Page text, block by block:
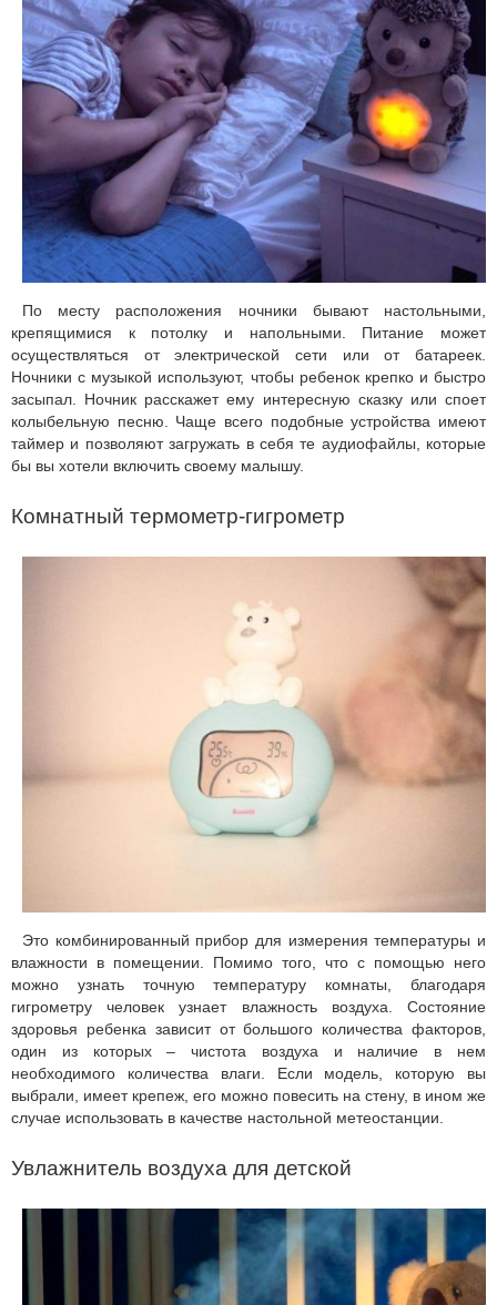
По месту расположения ночники бывают настольными,
крепящимися к потолку и напольными. Питание может
осуществляться от электрической сети или от батареек.
Ночники с музыкой используют, чтобы ребенок крепко и быстро
засыпал. Ночник расскажет ему интересную сказку или споет
колыбельную песню. Чаще всего подобные устройства имеют
таймер и позволяют загружать в себя те аудиофайлы, которые
бы вы хотели включить своему малышу.
Комнатный термометр-гигрометр
Это комбинированный прибор для измерения температуры и
влажности в помещении. Помимо того, что с помощью него
можно узнать точную температуру комнаты, благодаря
гигрометру человек узнает влажность воздуха. Состояние
здоровья ребенка зависит от большого количества факторов,
один из которых – чистота воздуха и наличие в нем
необходимого количества влаги. Если модель, которую вы
выбрали, имеет крепеж, его можно повесить на стену, в ином же
случае использовать в качестве настольной метеостанции.
Увлажнитель воздуха для детской